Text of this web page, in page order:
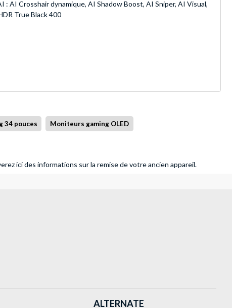
AI Crosshair dynamique, AI Shadow Boost, AI Sniper, AI Visual,
True Black 400
34 pouces Moniteurs gaming OLED
ici des informations sur la remise de votre ancien appareil.
ALTERNATE